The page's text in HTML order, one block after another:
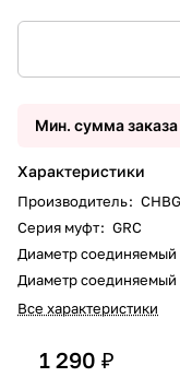
Мин. сумма
Характеристики
Производитель: CHBG
Серия муфт: GRC
Диаметр соединяемый
Диаметр
Все характеристики
1 290 ₽